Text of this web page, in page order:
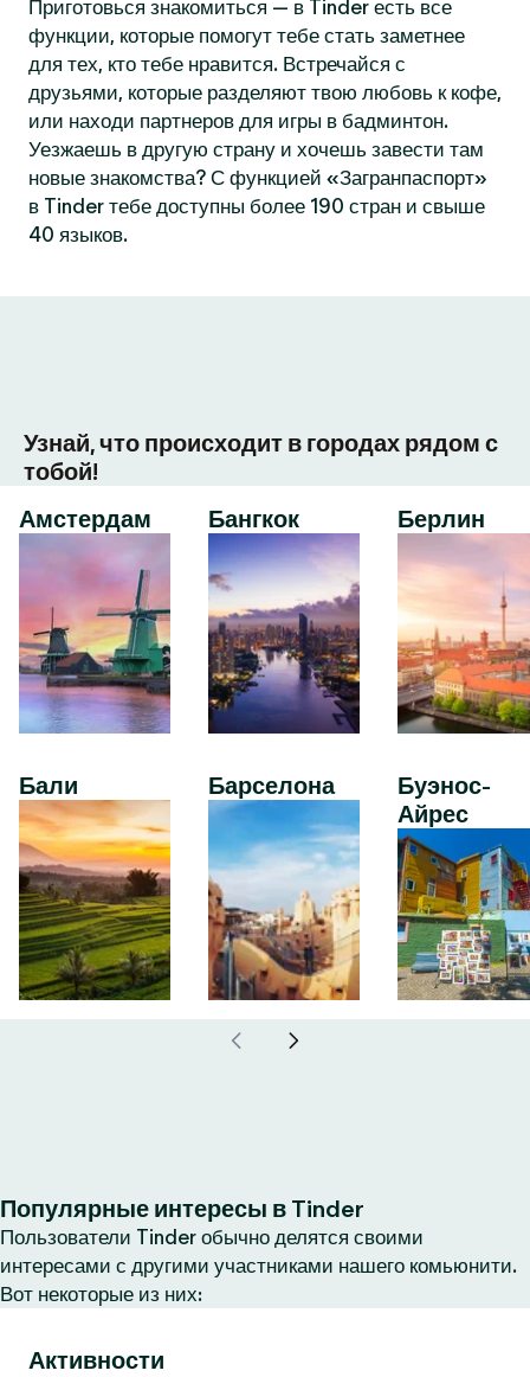
Приготовься знакомиться — в Tinder есть все
функции, которые помогут тебе стать заметнее
для тех, кто тебе нравится. Встречайся с
друзьями, которые разделяют твою любовь к кофе,
или находи партнеров для игры в бадминтон.
Уезжаешь в другую страну и хочешь завести там
новые знакомства? С функцией «Загранпаспорт»
в Tinder тебе доступны более 190 стран и свыше
40 языков.
Узнай, что происходит в городах рядом с
тобой!
Амстердам
Бали
Бангкок
Барселона
Берлин
Буэнос-
Айрес
Популярные интересы в Tinder
Пользователи Tinder обычно делятся своими
интересами с другими участниками нашего комьюнити.
Вот некоторые из них:
Активности